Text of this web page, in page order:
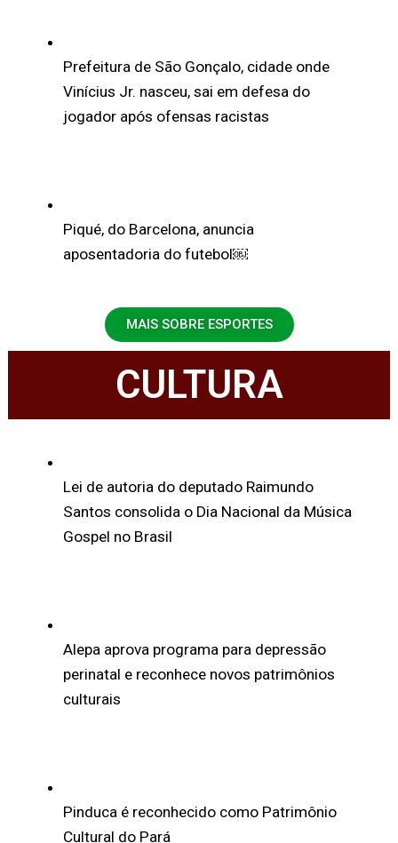
Prefeitura de São Gonçalo, cidade onde
Vinícius Jr. nasceu, sai em defesa do
jogador após ofensas racistas
Piqué, do Barcelona, anuncia
aposentadoria do futebol￼
MAIS SOBRE ESPORTES
CULTURA
Lei de autoria do deputado Raimundo
Santos consolida o Dia Nacional da Música
Gospel no Brasil
Alepa aprova programa para depressão
perinatal e reconhece novos patrimônios
culturais
Pinduca é reconhecido como Patrimônio
Cultural do Pará